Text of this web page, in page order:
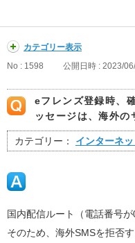
カテゴリー表示
No : 1598
公開日時 : 2023/
eフレンズ登録時、
ッセージは、海外の
カテゴリー： インターネ
国内配信ルート（電話番号
そのため、海外SMSを拒否